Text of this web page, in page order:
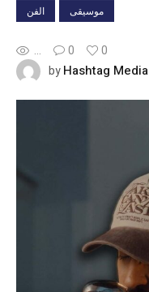
الفن موسيقى
... 0
0
byHashtag Media